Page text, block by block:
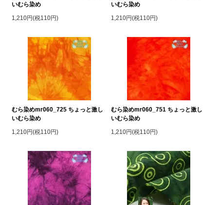
いむら染め
1,210円(税110円)
いむら染め
1,210円(税110円)
むら染めmr060_725 ちょっと激し
いむら染め
1,210円(税110円)
むら染めmr060_751 ちょっと激し
いむら染め
1,210円(税110円)